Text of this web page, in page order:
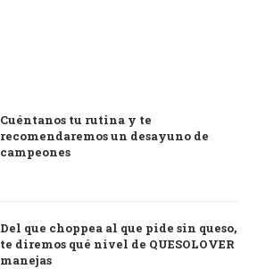
Cuéntanos tu rutina y te
recomendaremos un desayuno de
campeones
Del que choppea al que pide sin queso,
te diremos qué nivel de QUESOLOVER
manejas